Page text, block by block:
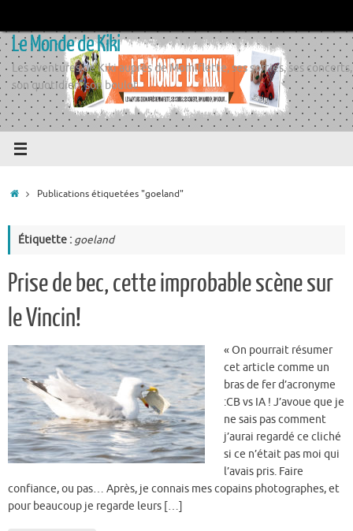
contenu
Le Monde de Kiki
Les aventures de Kiki auprès de Momiflette, ses sorties, ses concerts,
son quotidien, son boulot
AccueilPublications étiquetées "goeland"
Étiquette : goeland
Prise de bec, cette improbable scène sur
le Vincin!
« On pourrait résumer
cet article comme un
bras de fer d’acronyme
:CB vs IA ! J’avoue que je
ne sais pas comment
j’aurai regardé ce cliché
si ce n’était pas moi qui
l’avais pris. Faire
confiance, ou pas… Après, je connais mes copains photographes, et
pour beaucoup je regarde leurs […]